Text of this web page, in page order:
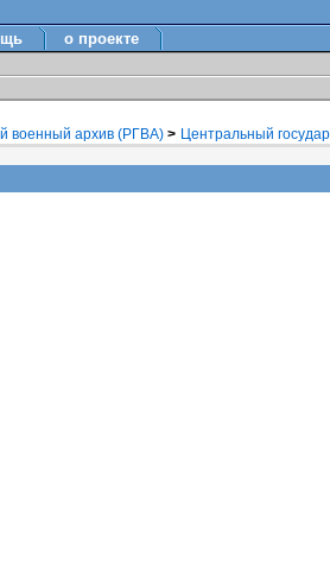
о проекте
военный архив (РГВА) > Центральный